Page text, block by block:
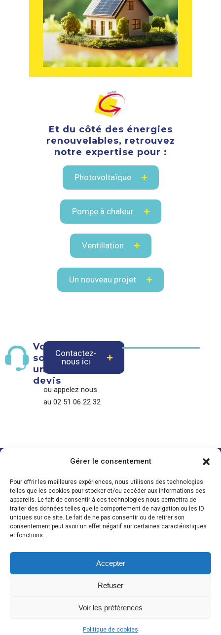
Gérer le consentement
Pour offrir les meilleures expériences, nous utilisons des technologies
telles que les cookies pour stocker et/ou accéder aux informations des
appareils. Le fait de consentir à ces technologies nous permettra de
traiter des données telles que le comportement de navigation ou les ID
uniques sur ce site. Le fait de ne pas consentir ou de retirer son
consentement peut avoir un effet négatif sur certaines caractéristiques
et fonctions.
Accepter
Refuser
Voir les préférences
Politique de cookies
Et du côté des énergies
renouvelables, retrouvez
notre expertise pour :
Photovoltaïque
Pompe à chaleur
Ventillation
Un nouveau projet
Vous
souhaitez
un
devis
Contactez-
nous ici
ou appelez nous
au 02 51 06 22 32
POMPE À CHALEUR ELECTRICITÉ CHAUFFAGE
Za Les Acacias
85430 La Boissière des Landes
Tél. 02 51 06 22 32
Nous suivre
QUI SOMMES-NOUS ?
© Copyright SARL GAUDINMention légalesPolitique de Confidentialité